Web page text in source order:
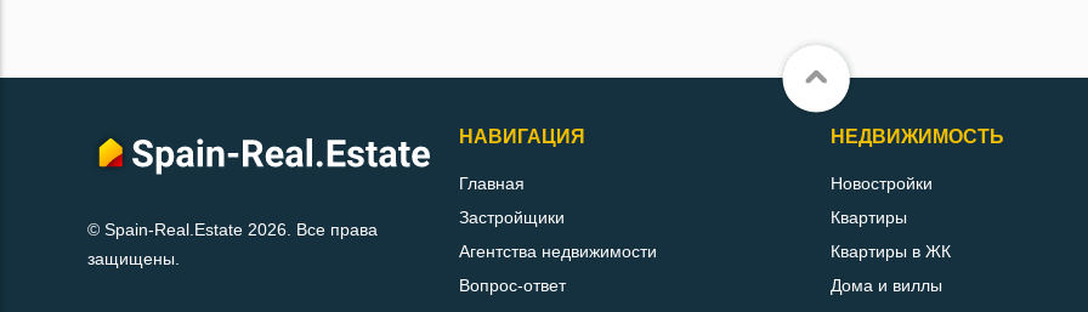
© Spain-Real.Estate 2026. Все права
защищены.
НАВИГАЦИЯ
Главная
Застройщики
Агентства недвижимости
Вопрос-ответ
НЕДВИЖИМОСТЬ
Новостройки
Квартиры
Квартиры в ЖК
Дома и виллы